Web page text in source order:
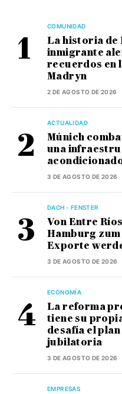
COMUNIDAD
La historia de
inmigrante
recuerdos en
Madryn
2 DE AGOSTO DE 2026
ACTUALIDAD
Múnich
una
3 DE AGOSTO DE 2026
DACH - FENSTER
Von Entre
Hamburg
Exporte
3 DE AGOSTO DE 2026
ECONOMÍA
La reforma
tiene su
desafía el
jubilatoria
3 DE AGOSTO DE 2026
EMPRESAS